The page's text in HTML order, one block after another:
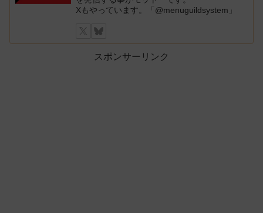
Xもやっています。「@menuguildsystem」
スポンサーリンク